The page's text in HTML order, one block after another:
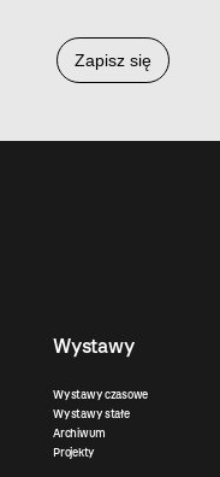
Zapisz się
Wystawy
Wystawy czasowe
Wystawy stałe
Archiwum
Projekty